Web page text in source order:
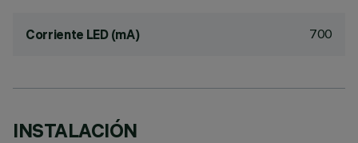
Corriente LED (mA) 700
INSTALACIÓN